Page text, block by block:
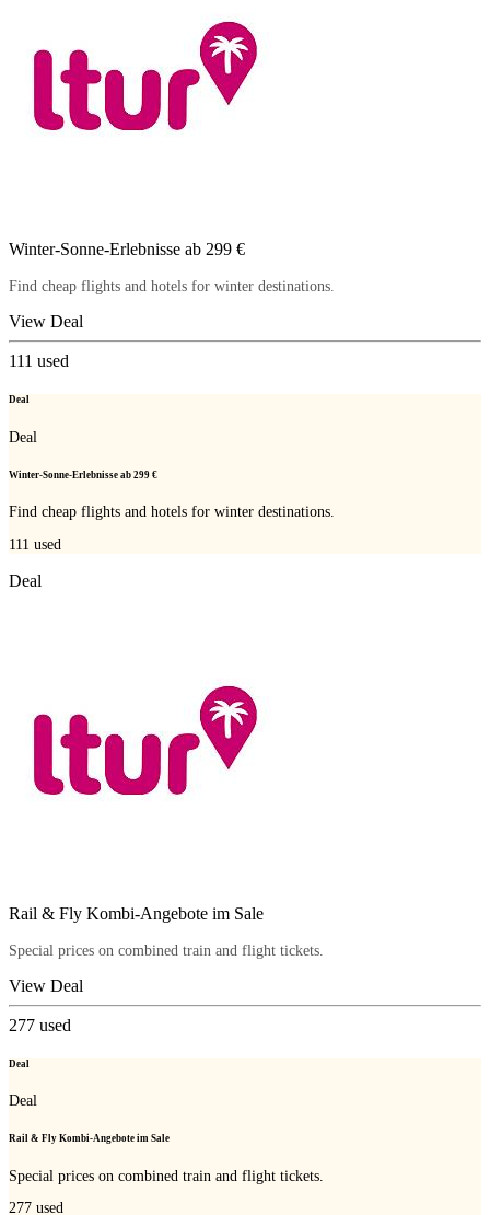
Winter-Sonne-Erlebnisse ab 299 €
Find cheap flights and hotels for winter destinations.
View Deal
111 used
Deal
Deal
Winter-Sonne-Erlebnisse ab 299 €
Find cheap flights and hotels for winter destinations.
111 used
Deal
Rail & Fly Kombi-Angebote im Sale
Special prices on combined train and flight tickets.
View Deal
277 used
Deal
Deal
Rail & Fly Kombi-Angebote im Sale
Special prices on combined train and flight tickets.
277 used